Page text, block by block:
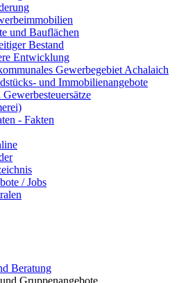
und Bauflächen
Bestand
Entwicklung
Gewerbegebiet Achalaich
und Immobilienangebote
- Fakten
/ Jobs
Beratung
Gruppenangebote